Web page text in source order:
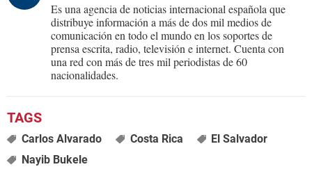
Es una agencia de noticias internacional española que
distribuye información a más de dos mil medios de
comunicación en todo el mundo en los soportes de
prensa escrita, radio, televisión e internet. Cuenta con
una red con más de tres mil periodistas de 60
nacionalidades.
Carlos Alvarado Costa Rica
El Salvador
Nayib Bukele